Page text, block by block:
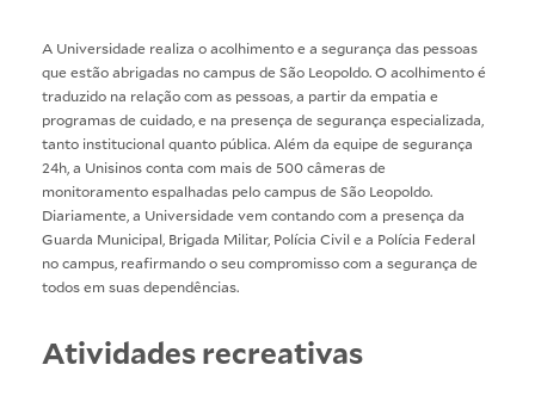
A Universidade realiza o acolhimento e a segurança das pessoas
que estão abrigadas no campus de São Leopoldo. O acolhimento é
traduzido na relação com as pessoas, a partir da empatia e
programas de cuidado, e na presença de segurança especializada,
tanto institucional quanto pública. Além da equipe de segurança
24h, a Unisinos conta com mais de 500 câmeras de
monitoramento espalhadas pelo campus de São Leopoldo.
Diariamente, a Universidade vem contando com a presença da
Guarda Municipal, Brigada Militar, Polícia Civil e a Polícia Federal
no campus, reafirmando o seu compromisso com a segurança de
todos em suas dependências.
Atividades recreativas